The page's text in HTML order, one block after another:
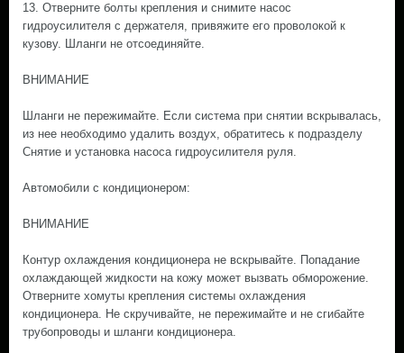
13. Отверните болты крепления и снимите насос
гидроусилителя с держателя, привяжите его проволокой к
кузову. Шланги не отсоединяйте.
ВНИМАНИЕ
Шланги не пережимайте. Если система при снятии вскрывалась,
из нее необходимо удалить воздух, обратитесь к подразделу
Снятие и установка насоса гидроусилителя руля.
Автомобили с кондиционером:
ВНИМАНИЕ
Контур охлаждения кондиционера не вскрывайте. Попадание
охлаждающей жидкости на кожу может вызвать обморожение.
Отверните хомуты крепления системы охлаждения
кондиционера. Не скручивайте, не пережимайте и не сгибайте
трубопроводы и шланги кондиционера.